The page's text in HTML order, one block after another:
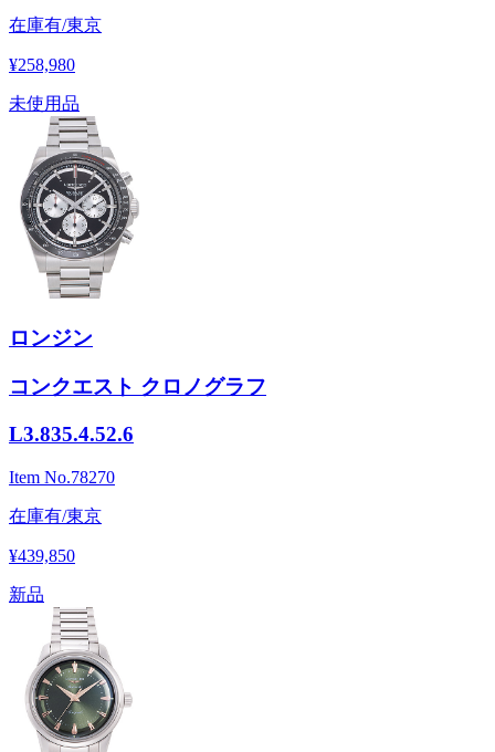
在庫有/東京
¥258,980
未使用品
ロンジン
コンクエスト クロノグラフ
L3.835.4.52.6
Item No.78270
在庫有/東京
¥439,850
新品